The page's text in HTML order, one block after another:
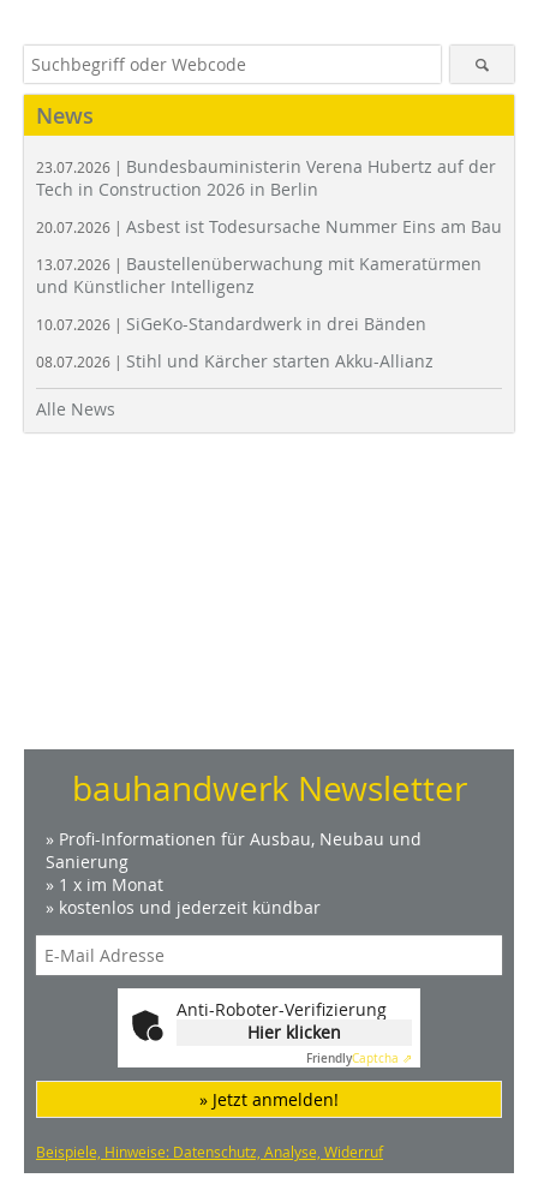
News
23.07.2026 | Bundesbauministerin Verena Hubertz auf der
Tech in Construction 2026 in Berlin
20.07.2026 | Asbest ist Todesursache Nummer Eins am Bau
13.07.2026 | Baustellenüberwachung mit Kameratürmen
und Künstlicher Intelligenz
10.07.2026 | SiGeKo-Standardwerk in drei Bänden
08.07.2026 | Stihl und Kärcher starten Akku-Allianz
Alle News
bauhandwerk Newsletter
» Profi-Informationen für Ausbau, Neubau und
Sanierung
» 1 x im Monat
» kostenlos und jederzeit kündbar
Anti-Roboter-Verifizierung
Hier klicken
FriendlyCaptcha ⇗
» Jetzt anmelden!
Beispiele, Hinweise: Datenschutz, Analyse, Widerruf